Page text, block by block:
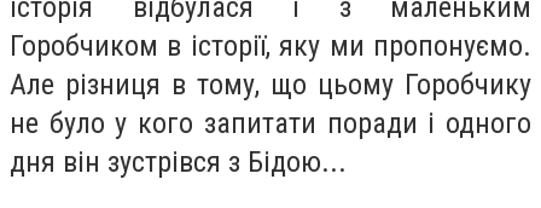
Горобчиком в історії, яку ми пропонуємо.
Але різниця в тому, що цьому Горобчику
не було у кого запитати поради і одного
дня він зустрівся з Бідою...